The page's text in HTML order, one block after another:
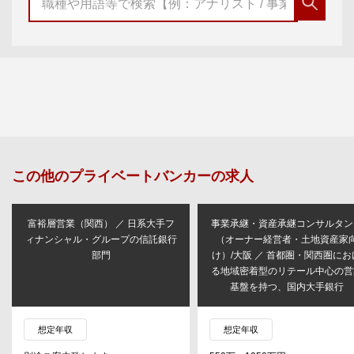
この他のプライベートバンカーの求人
富裕層営業（関西） ／ 日系大手フ
ィナンシャル・グループの信託銀行
部門
想定年収
事業承継・資産承継コンサルタ
（オーナー経営者・土地資産家
け）/大阪 ／ 首都圏・関西圏にお
る地域密着型のリテール中心の
基盤を持つ、国内大手銀行
想定年収